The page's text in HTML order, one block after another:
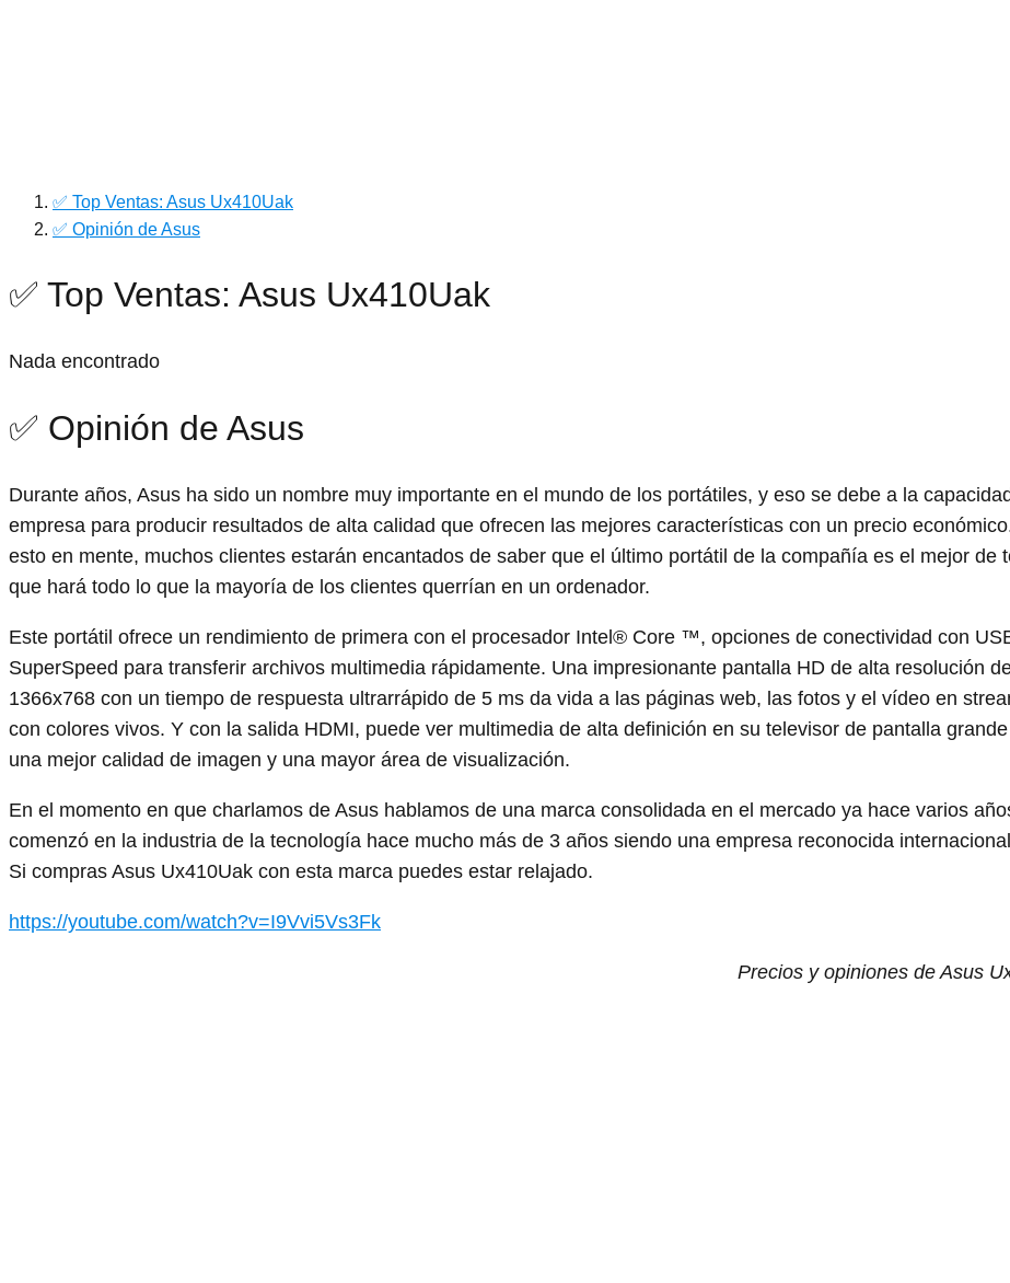
✅ Top Ventas: Asus Ux410Uak
✅ Opinión de Asus
✅ Top Ventas: Asus Ux410Uak
Nada encontrado
✅ Opinión de Asus
Durante años, Asus ha sido un nombre muy importante en el mundo de los portátiles, y eso se debe a la
empresa para producir resultados de alta calidad que ofrecen las mejores características con un precio
esto en mente, muchos clientes estarán encantados de saber que el último portátil de la compañía es el mejor de
que hará todo lo que la mayoría de los clientes querrían en un ordenador.
Este portátil ofrece un rendimiento de primera con el procesador Intel® Core ™, opciones de conectividad con
SuperSpeed ​​para transferir archivos multimedia rápidamente. Una impresionante pantalla HD de alta resolución
1366x768 con un tiempo de respuesta ultrarrápido de 5 ms da vida a las páginas web, las fotos y el vídeo en
con colores vivos. Y con la salida HDMI, puede ver multimedia de alta definición en su televisor de pantalla
una mejor calidad de imagen y una mayor área de visualización.
En el momento en que charlamos de Asus hablamos de una marca consolidada en el mercado ya hace varios
comenzó en la industria de la tecnología hace mucho más de 3 años siendo una empresa reconocida
Si compras Asus Ux410Uak con esta marca puedes estar relajado.
https://youtube.com/watch?v=I9Vvi5Vs3Fk
Precios y opiniones de Asus